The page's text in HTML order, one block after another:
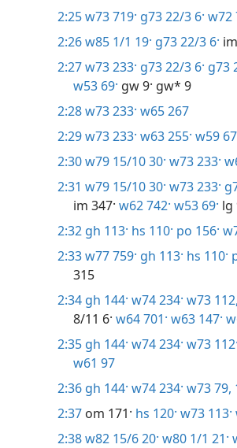
2:25w73 719· g73 22/3 6· w72
2:26w85 1/1 19· g73 22/3 6·
2:27w73 233· g73 22/3 6· g73
w53 69· gw 9· gw* 9
2:28w73 233· w65 267
2:29w73 233· w63 255· w59
2:30w79 15/10 30· w73 233·
2:31 w79 15/10 30· w73 233·
im 347· w62 742· w53 69· lg
2:32 gh 113· hs 110· po 156·
2:33w77 759· gh 113· hs 110·
315
2:34 gh 144· w74 234· w73 112,
8/11 6· w64 701· w63 147·
2:35 gh 144· w74 234· w73 112·
w61 97
2:36 gh 144· w74 234· w73 79,
2:37 om 171· hs 120· w73 113·
2:38w82 15/6 20· w80 1/1 21·